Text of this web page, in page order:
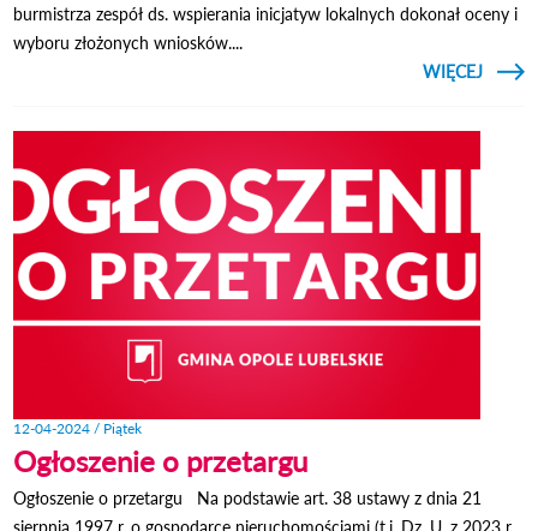
burmistrza zespół ds. wspierania inicjatyw lokalnych dokonał oceny i
wyboru złożonych wniosków....
CZYTAJ
WIĘCEJ
O
12-04-2024 / Piątek
Ogłoszenie o przetargu
Ogłoszenie o przetargu Na podstawie art. 38 ustawy z dnia 21
sierpnia 1997 r. o gospodarce nieruchomościami (t.j. Dz. U. z 2023 r.